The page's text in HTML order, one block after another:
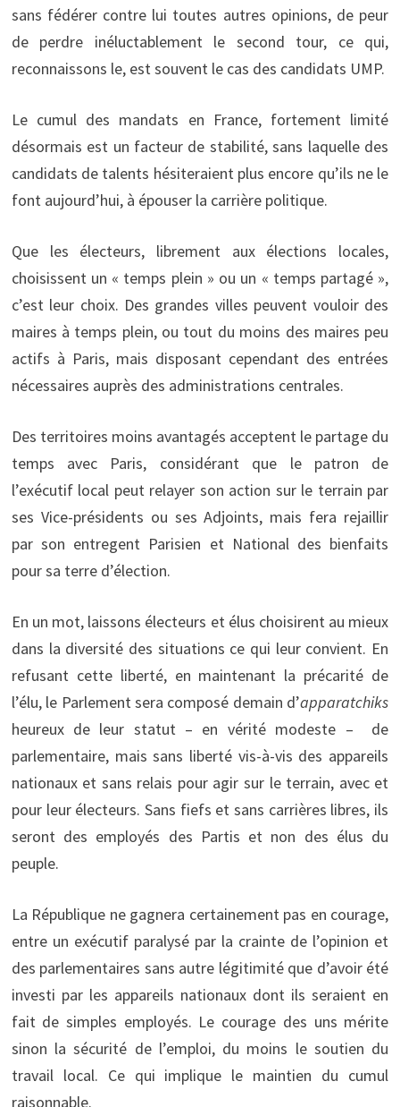
sans fédérer contre lui toutes autres opinions, de peur
de perdre inéluctablement le second tour, ce qui,
reconnaissons le, est souvent le cas des candidats UMP.
Le cumul des mandats en France, fortement limité
désormais est un facteur de stabilité, sans laquelle des
candidats de talents hésiteraient plus encore qu’ils ne le
font aujourd’hui, à épouser la carrière politique.
Que les électeurs, librement aux élections locales,
choisissent un « temps plein » ou un « temps partagé »,
c’est leur choix. Des grandes villes peuvent vouloir des
maires à temps plein, ou tout du moins des maires peu
actifs à Paris, mais disposant cependant des entrées
nécessaires auprès des administrations centrales.
Des territoires moins avantagés acceptent le partage du
temps avec Paris, considérant que le patron de
l’exécutif local peut relayer son action sur le terrain par
ses Vice-présidents ou ses Adjoints, mais fera rejaillir
par son entregent Parisien et National des bienfaits
pour sa terre d’élection.
En un mot, laissons électeurs et élus choisirent au mieux
dans la diversité des situations ce qui leur convient. En
refusant cette liberté, en maintenant la précarité de
l’élu, le Parlement sera composé demain d’apparatchiks
heureux de leur statut – en vérité modeste – de
parlementaire, mais sans liberté vis-à-vis des appareils
nationaux et sans relais pour agir sur le terrain, avec et
pour leur électeurs. Sans fiefs et sans carrières libres, ils
seront des employés des Partis et non des élus du
peuple.
La République ne gagnera certainement pas en courage,
entre un exécutif paralysé par la crainte de l’opinion et
des parlementaires sans autre légitimité que d’avoir été
investi par les appareils nationaux dont ils seraient en
fait de simples employés. Le courage des uns mérite
sinon la sécurité de l’emploi, du moins le soutien du
travail local. Ce qui implique le maintien du cumul
raisonnable.